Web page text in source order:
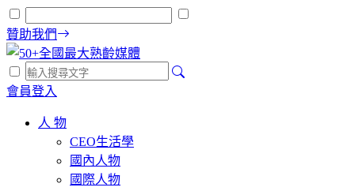
贊助我們
會員登入
人 物
CEO生活學
國內人物
國際人物